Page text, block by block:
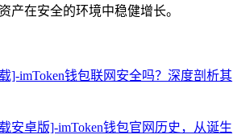
产在安全的环境中稳健增长。
]-imToken钱包联网安全吗？深度剖析其
安卓版]-imToken钱包官网历史，从诞生